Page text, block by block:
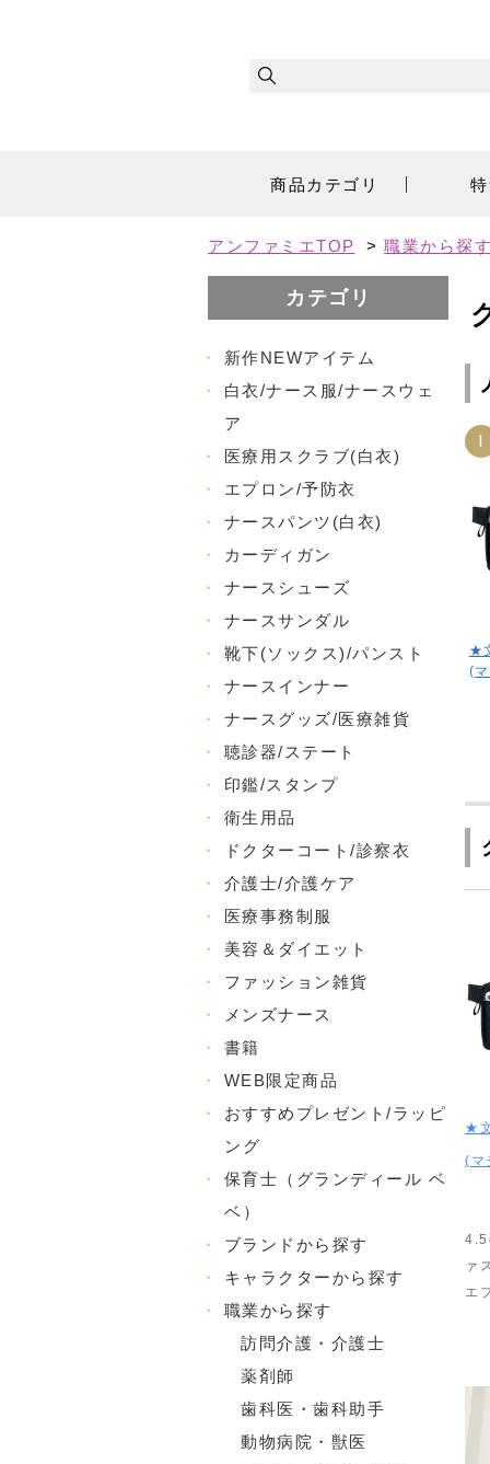
商品カテゴリ
アンファミエTOP > 職業から探す
カテゴリ
・
新作NEWアイテム
・
白衣/ナース服/ナースウェ
ア
・
医療用スクラブ(白衣)
・
エプロン/予防衣
・
ナースパンツ(白衣)
・
カーディガン
・
ナースシューズ
・
ナースサンダル
・
靴下(ソックス)/パンスト
・
ナースインナー
・
ナースグッズ/医療雑貨
・
聴診器/ステート
・
印鑑/スタンプ
・
衛生用品
・
ドクターコート/診察衣
・
介護士/介護ケア
・
医療事務制服
・
美容＆ダイエット
・
ファッション雑貨
・
メンズナース
・
書籍
・
WEB限定商品
・
おすすめプレゼント/ラッピ
ング
・
保育士（グランディール ベ
ベ）
・
ブランドから探す
・
キャラクターから探す
・
職業から探す
訪問介護・介護士
薬剤師
歯科医・歯科助手
動物病院・獣医
1
★
(
★
(マ
ァ
エ